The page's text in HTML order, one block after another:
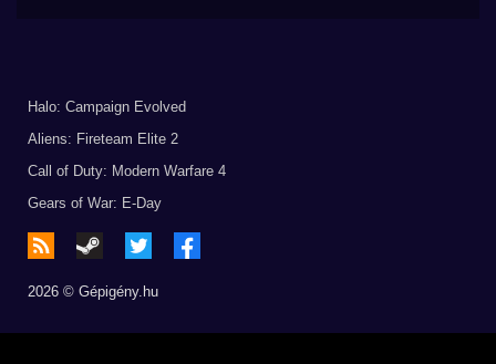
Halo: Campaign Evolved
Aliens: Fireteam Elite 2
Call of Duty: Modern Warfare 4
Gears of War: E-Day
2026 © Gépigény.hu